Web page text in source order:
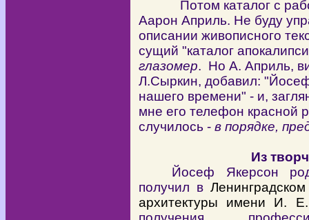
Потом каталог с
Аарон Априль. Не буду
описании живописного
сущий "каталог
глазомер. Но А. Априль,
Л.Сыркин, добавил:
нашего времени" - и,
мне его телефон красной
случилось - в порядке,
Из
Йосеф Якерсон
получил в
архитектуры имени И.